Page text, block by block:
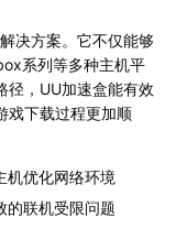
决方案。它不仅能够
系列等多种主机平
径，UU加速盒能有效
戏下载过程更加顺
机优化网络环境
的联机受限问题